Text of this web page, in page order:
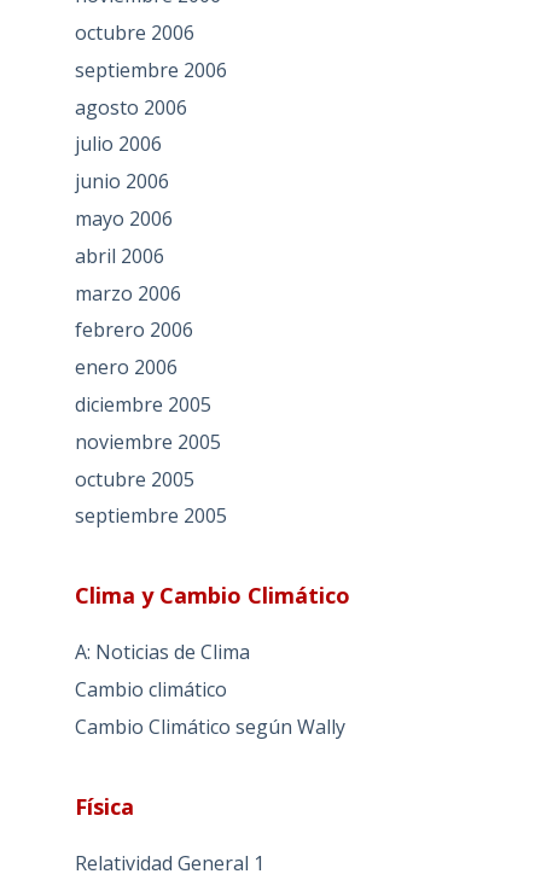
octubre 2006
septiembre 2006
agosto 2006
julio 2006
junio 2006
mayo 2006
abril 2006
marzo 2006
febrero 2006
enero 2006
diciembre 2005
noviembre 2005
octubre 2005
septiembre 2005
Clima y Cambio Climático
A: Noticias de Clima
Cambio climático
Cambio Climático según Wally
Física
Relatividad General 1